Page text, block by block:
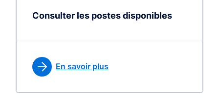
Consulter les postes disponibles
En savoir plus